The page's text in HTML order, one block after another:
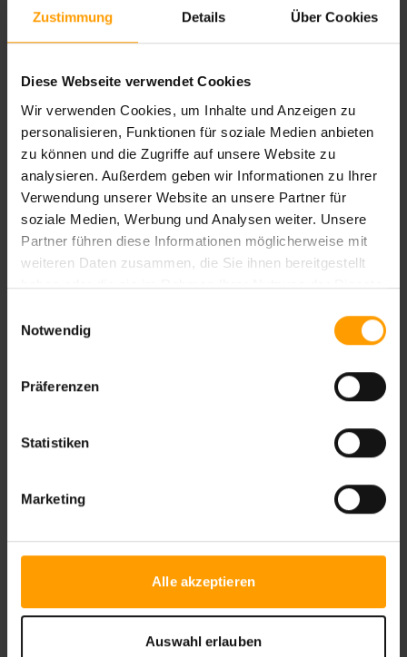
Zustimmung Details Über Cookies
Diese Webseite verwendet Cookies
Wir verwenden Cookies, um Inhalte und Anzeigen zu
personalisieren, Funktionen für soziale Medien anbieten
zu können und die Zugriffe auf unsere Website zu
analysieren. Außerdem geben wir Informationen zu Ihrer
Verwendung unserer Website an unsere Partner für
soziale Medien, Werbung und Analysen weiter. Unsere
Partner führen diese Informationen möglicherweise mit
weiteren Daten zusammen, die Sie ihnen bereitgestellt
haben oder die sie im Rahmen Ihrer Nutzung der Dienste
Notwendig
Präferenzen
Statistiken
Marketing
Alle akzeptieren
Auswahl erlauben
€224